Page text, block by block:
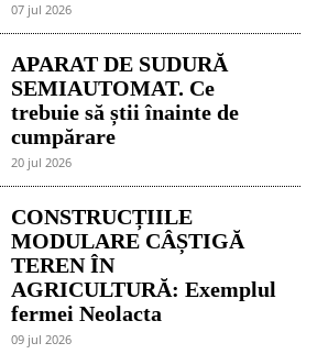
07 jul 2026
APARAT DE SUDURĂ
SEMIAUTOMAT. Ce
trebuie să știi înainte de
cumpărare
20 jul 2026
CONSTRUCȚIILE
MODULARE CÂȘTIGĂ
TEREN ÎN
AGRICULTURĂ: Exemplul
fermei Neolacta
09 jul 2026